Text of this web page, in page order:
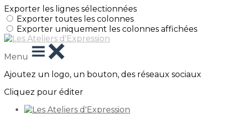
Exporter les lignes sélectionnées
Exporter toutes les colonnes
Exporter uniquement les colonnes affichées
Menu
Ajoutez un logo, un bouton, des réseaux sociaux
Cliquez pour éditer